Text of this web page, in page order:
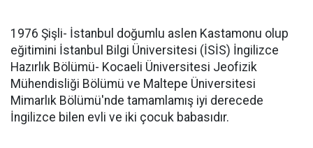
1976 Şişli- İstanbul doğumlu aslen Kastamonu olup
eğitimini İstanbul Bilgi Üniversitesi (İSİS) İngilizce
Hazırlık Bölümü- Kocaeli Üniversitesi Jeofizik
Mühendisliği Bölümü ve Maltepe Üniversitesi
Mimarlık Bölümü'nde tamamlamış iyi derecede
İngilizce bilen evli ve iki çocuk babasıdır.